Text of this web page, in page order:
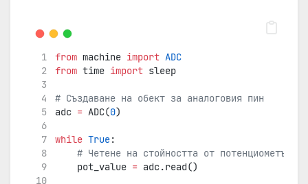
from machine import ADC
from time import sleep
# Създаване на обект за аналоговия пин
adc = ADC(0)
while True:
# Четене на стойността от потенциометъра
    pot_value
= adc.read()